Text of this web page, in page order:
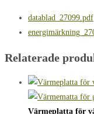
datablad_27099.pdf
Relaterade
Värmeplatta för